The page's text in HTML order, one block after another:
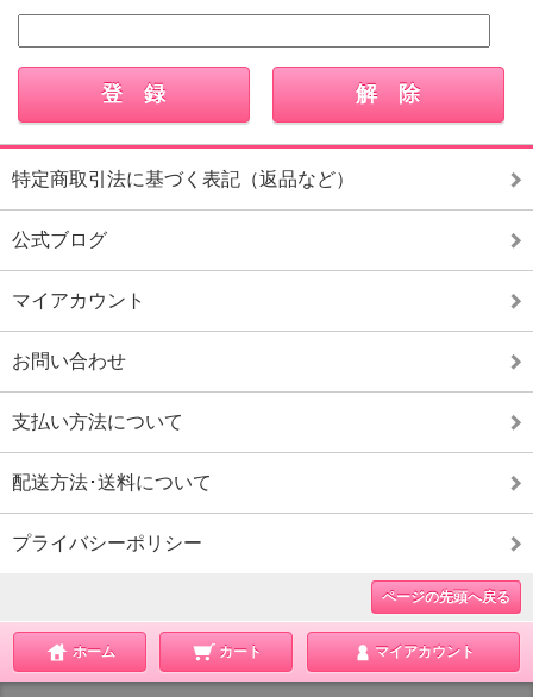
特定商取引法に基づく表記（返品など）
公式ブログ
マイアカウント
お問い合わせ
支払い方法について
配送方法･送料について
プライバシーポリシー
ページの先頭へ戻る
ホーム カート マイアカウント